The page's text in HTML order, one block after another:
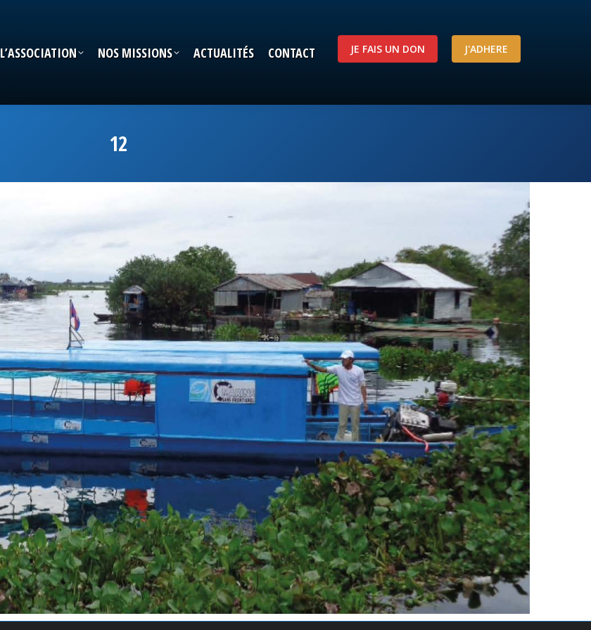
L’ASSOCIATION NOS MISSIONS ACTUALITÉS CONTACT JE FAIS UN DON J'ADHERE
12
L’ASSOCIATION NOS MISSIONS ACTUALITÉS CONTACT JE FAIS UN DON J'ADHERE